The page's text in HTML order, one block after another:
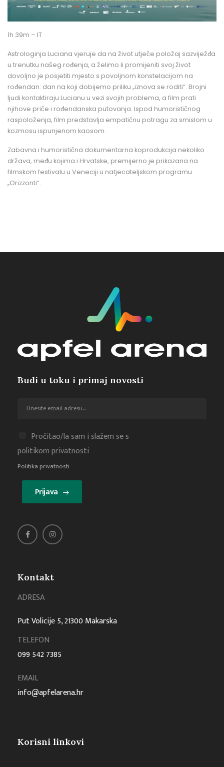
1h 39m – IT
Astrologinja Luciana vjeruje da na život utječe položaj sazviježđa
u trenutku našeg rođenja, a želimo li promijeniti svoj život
dovoljno je posjetiti mjesto s povoljnom konstelacijom na
rođendan: dan na koji dobijemo priliku „iznova se roditi“. Brojni
ljudi kontaktiraju Lucianu u vezi svojih problema, a film prati
njihove priče i rođendanska putovanja. Ispod humorističnog
raspoloženja, film predstavlja empatičnu potragu za smislom u
kozmosu ispunjenom kaosom.
Zabavna i humoristična dokumentarna koprodukcija nekoliko
država, među kojima i Hrvatske, premijerno je prikazana na
filmskom festivalu u Veneciji u natjecateljskom programu
„Orizzonti“.
Kontakt
ADRESA
Put Volicije 5, 21300 Makarska
TELEFON
099 542 7385
EMAIL
info@apfelarena.hr
Korisni linkovi
Budi u toku i primaj novosti
Pročitao/la sam i slažem se s
politikom privatnosti
Politika privatnosti
Prijava